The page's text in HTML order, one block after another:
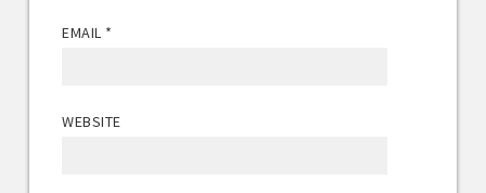
EMAIL *
WEBSITE